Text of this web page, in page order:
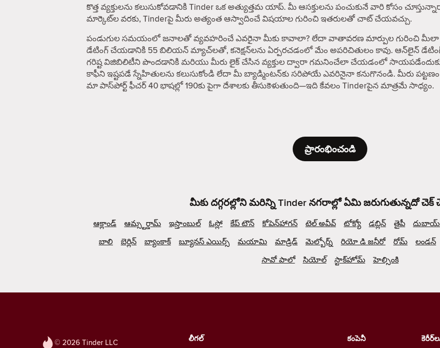
కొత్త వ్యక్తులను కలుసుకోవడానికి Tinder ఒక అత్యుత్తమ యాప్. మీ ఆసక్తులను పంచుకునే వారి కోసం
మార్కెట్‌ల వరకు, Tinderపై మీరు అత్యంత ఆస్వాదించే విషయాల గురించి ఇతరులతో చాట్ చేయవచ్చు.
పండుగుల సమయంలో జనాలతో వ్యవహరించే ఎవరైనా మీకు కావాలా? లేదా వాతావరణ మార్పుల గురించి మీలా
డేటింగ్ చేయడానికి 55 బిలియన్ మ్యాచ్‌లతో, కనెక్షన్‌లను ఏర్పరచడంలో మేం అపరిచితులం కావు. ఆన్‌లైన్ డేటింగ్
గరిష్ట విజిబిలిటీని పొందడానికి మరియు మీరు లైక్ చేసిన వ్యక్తుల ద్వారా గమనించేలా చేయడంలో
కాఫీని ఇష్టపడే స్నేహితులను కలుసుకోండి లేదా మీ బ్యాడ్మింటన్‌కు సరిపోయే ఎవరినైనా కనుగొనండి. మీరు పట్టణం
మా పాస్‌పోర్ట్ ఫీచర్ 40 భాషల్లో 190కు పైగా దేశాలకు తీసుకెళుతుంది—ఇది కేవలం Tinderపైన మాత్రమే సాధ్యం.
ప్రారంభించండి
మీకు దగ్గరల్లోని మరిన్ని Tinder నగరాల్లో ఏమి జరుగుతున్నదో
ఆక్లాండ్ ఆమ్స్టర్డామ్ ఇస్తాంబుల్ ఓస్లో కేప్ టౌన్ కోపెన్‌హాగన్ టెల్ అవీవ్ టోక్యో డబ్లిన్ తైపీ
దుబాయ్
బాలి
బెర్లిన్ బ్యాంకాక్ బ్యూనస్ ఎయిర్స్ మయామి మాడ్రిడ్ మెల్బోర్న్ రియో డి జనీరో రోమ్
లండన్
సావో పాలో
సియోల్ స్టాక్‌హోమ్ హెల్సింకి
© 2026 Tinder LLC లీగల్ కంపెనీ